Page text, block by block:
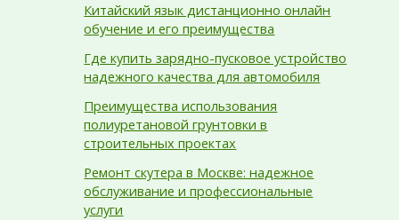
Китайский язык дистанционно онлайн
обучение и его преимущества
Где купить зарядно-пусковое устройство
надежного качества для автомобиля
Преимущества использования
полиуретановой грунтовки в
строительных проектах
Ремонт скутера в Москве: надежное
обслуживание и профессиональные
услуги